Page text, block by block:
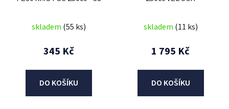
skladem (55 ks)
345 Kč
DO KOŠÍKU
skladem (11 ks)
1 795 Kč
DO KOŠÍKU